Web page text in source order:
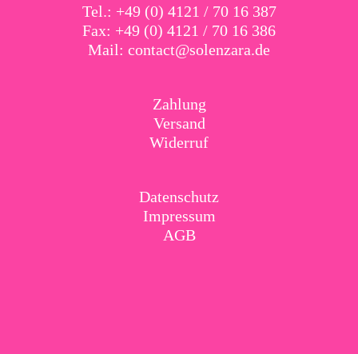
Tel.: +49 (0) 4121 / 70 16 387
Fax: +49 (0) 4121 / 70 16 386
Mail: contact@solenzara.de
Zahlung
Versand
Widerruf
Datenschutz
Impressum
AGB